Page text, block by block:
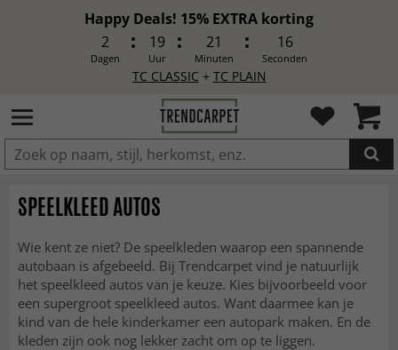
Happy Deals! 15% EXTRA korting
2
Dagen
19
Uur
21
Minuten
14
Seconden
TC CLASSIC + TC PLAIN
IN DE WINKELWAGEN GELEGD
SPEELKLEED AUTOS
Wie kent ze niet? De speelkleden waarop een spannende
autobaan is afgebeeld. Bij Trendcarpet vind je natuurlijk
het speelkleed autos van je keuze. Kies bijvoorbeeld voor
een supergroot speelkleed autos. Want daarmee kan je
kind van de hele kinderkamer een autopark maken. En de
kleden zijn ook nog lekker zacht om op te liggen.